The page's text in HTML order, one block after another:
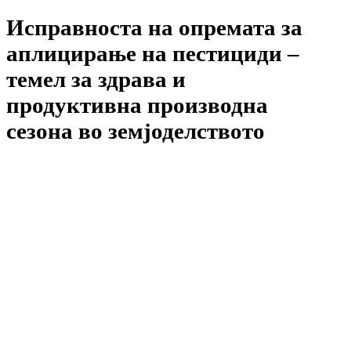
Исправноста на опремата за
аплицирање на пестициди –
темел за здрава и
продуктивна производна
сезона во земјоделството